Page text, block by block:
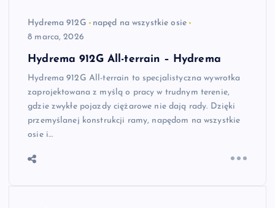
Hydrema 912G
napęd na wszystkie osie
8 marca, 2026
Hydrema 912G All-terrain – Hydrema
Hydrema 912G All-terrain to specjalistyczna wywrotka
zaprojektowana z myślą o pracy w trudnym terenie,
gdzie zwykłe pojazdy ciężarowe nie dają rady. Dzięki
przemyślanej konstrukcji ramy, napędom na wszystkie
osie i…